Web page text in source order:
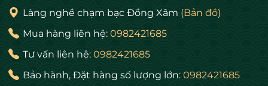
Làng nghề chạm bạc Đồng Xâm (Bản đồ)
Mua hàng liên hệ: 0982421685
Tư vấn liên hệ: 0982421685
Bảo hành, Đặt hàng số lượng lớn: 0982421685